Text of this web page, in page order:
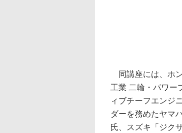
同講座には、ホ
工業 二輪・パワー
ィブチーフエンジ
ダーを務めたヤマ
氏、スズキ「ジク